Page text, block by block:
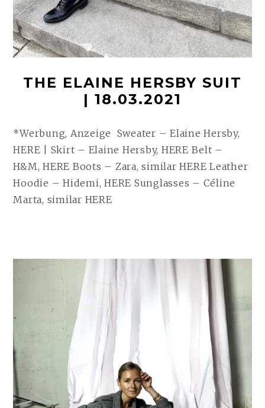
THE ELAINE HERSBY SUIT
| 18.03.2021
*Werbung, Anzeige Sweater – Elaine Hersby,
HERE | Skirt – Elaine Hersby, HERE Belt –
H&M, HERE Boots – Zara, similar HERE Leather
Hoodie – Hidemi, HERE Sunglasses – Céline
Marta, similar HERE